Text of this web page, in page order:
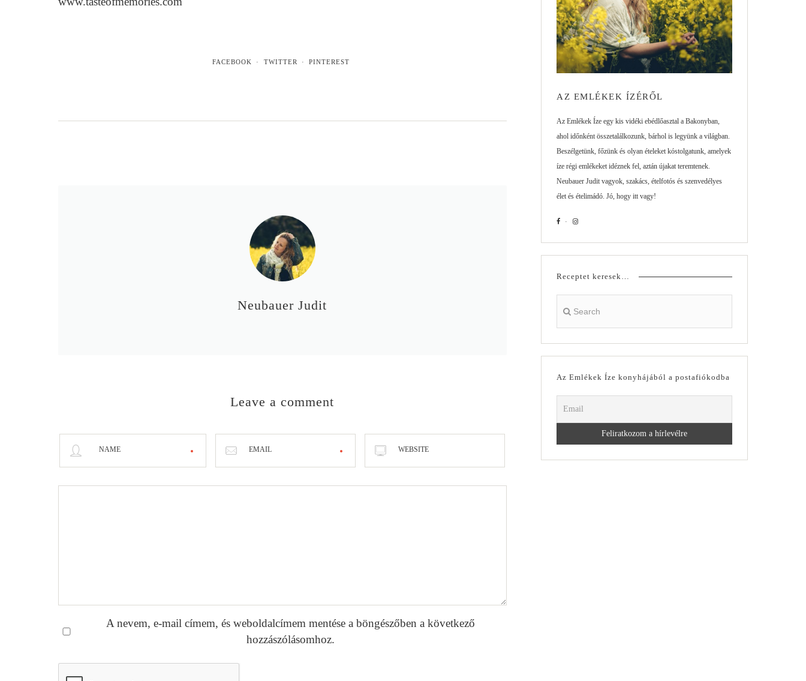
FACEBOOK TWITTER PINTEREST
Neubauer Judit
Leave a comment
NAME EMAIL WEBSITE
A nevem, e-mail címem, és weboldalcímem mentése a böngészőben a következő
hozzászólásomhoz.
AZ EMLÉKEK ÍZÉRŐL
Az Emlékek Íze egy kis vidéki ebédlőasztal a Bakonyban,
ahol időnként összetalálkozunk, bárhol is legyünk a világban.
Beszélgetünk, főzünk és olyan ételeket kóstolgatunk, amelyek
íze régi emlékeket idéznek fel, aztán újakat teremtenek.
Neubauer Judit vagyok, szakács, ételfotós és szenvedélyes
élet és ételimádó. Jó, hogy itt vagy!
Receptet keresek…
Az Emlékek Íze konyhájából a postafiókodba